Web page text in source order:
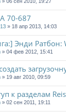
70-687
» 18 апр 2013, 14:03
Энди Ратбон:
» 04 фев 2012, 15:41
» 19 авг 2010, 09:59
к разделам
» 02 сен 2011, 19:11